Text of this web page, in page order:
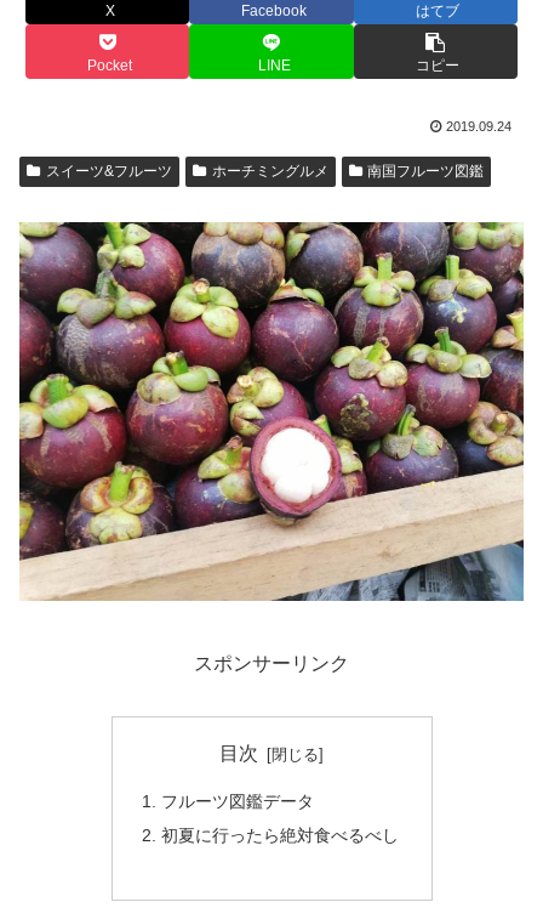
X Facebook はてブ
Pocket LINE コピー
2019.09.24
スイーツ&フルーツ ホーチミングルメ 南国フルーツ図鑑
スポンサーリンク
目次
フルーツ図鑑データ
初夏に行ったら絶対食べるべし